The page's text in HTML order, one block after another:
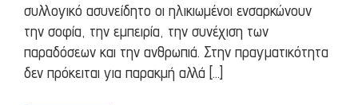
συλλογικό ασυνείδητο οι ηλικιωμένοι ενσαρκώνουν
την σοφία, την εμπειρία, την συνέχιση των
παραδόσεων και την ανθρωπιά. Στην πραγματικότητα
δεν πρόκειται για παρακμή αλλά […]